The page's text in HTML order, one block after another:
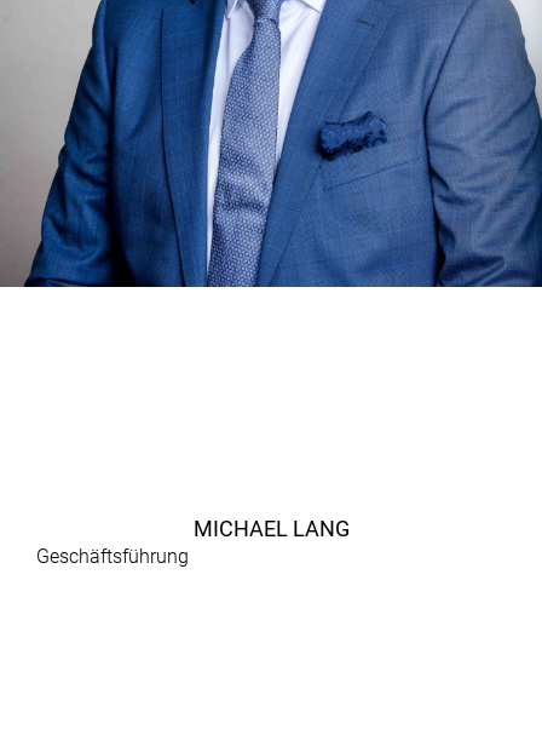
MICHAEL LANG
Geschäftsführung